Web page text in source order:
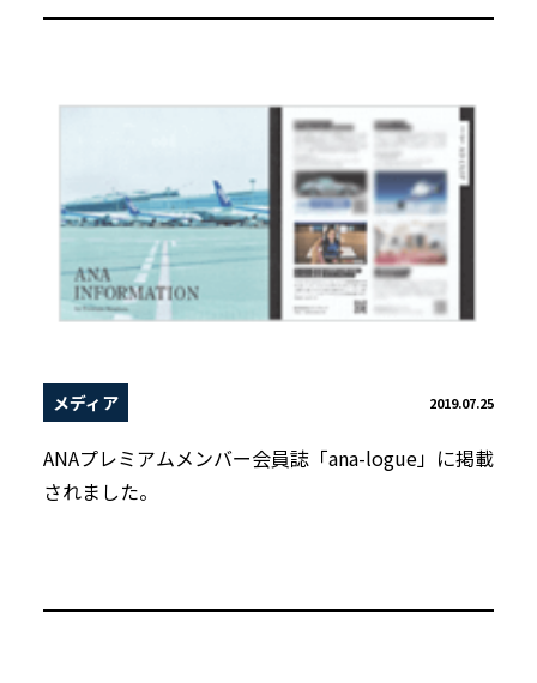
メディア 2019.07.25
ANAプレミアムメンバー会員誌「ana-logue」に掲載
されました。